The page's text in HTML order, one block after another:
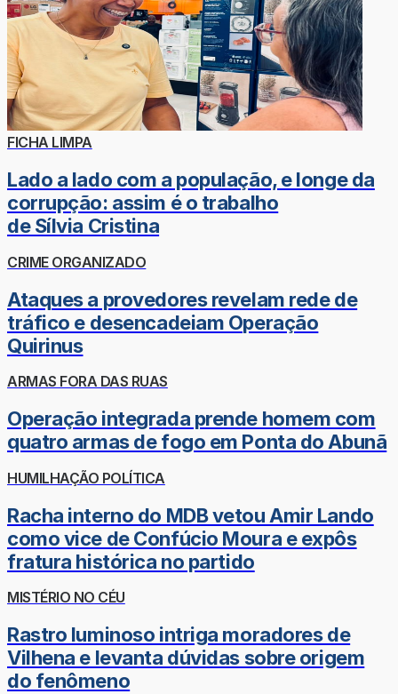
FICHA LIMPA
Lado a lado com a população, e longe da
corrupção: assim é o trabalho
de Sílvia Cristina
CRIME ORGANIZADO
Ataques a provedores revelam rede de
tráfico e desencadeiam Operação
Quirinus
ARMAS FORA DAS RUAS
Operação integrada prende homem com
quatro armas de fogo em Ponta do Abunã
HUMILHAÇÃO POLÍTICA
Racha interno do MDB vetou Amir Lando
como vice de Confúcio Moura e expôs
fratura histórica no partido
MISTÉRIO NO CÉU
Rastro luminoso intriga moradores de
Vilhena e levanta dúvidas sobre origem
do fenômeno